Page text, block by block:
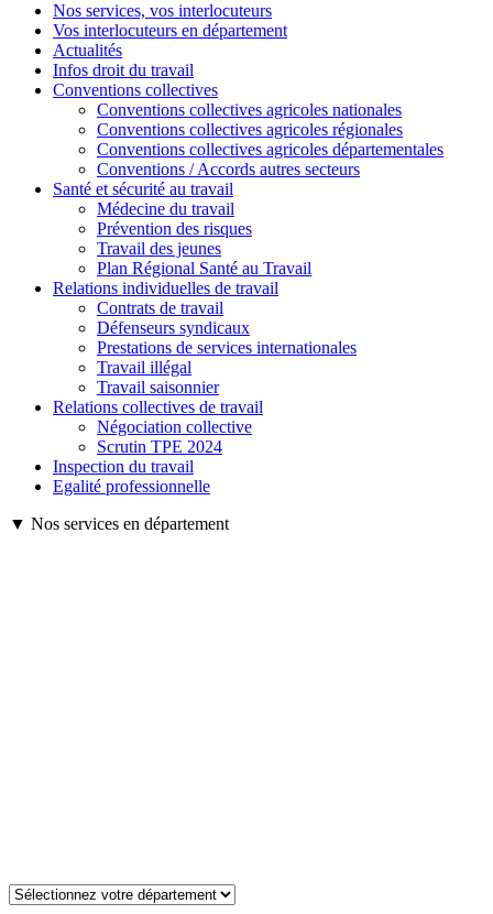
Nos services, vos interlocuteurs
Vos interlocuteurs en département
Actualités
Infos droit du travail
Conventions collectives
Conventions collectives agricoles nationales
Conventions collectives agricoles régionales
Conventions collectives agricoles départementales
Conventions / Accords autres secteurs
Santé et sécurité au travail
Médecine du travail
Prévention des risques
Travail des jeunes
Plan Régional Santé au Travail
Relations individuelles de travail
Contrats de travail
Défenseurs syndicaux
Prestations de services internationales
Travail illégal
Travail saisonnier
Relations collectives de travail
Négociation collective
Scrutin TPE 2024
Inspection du travail
Egalité professionnelle
▼ Nos services en département